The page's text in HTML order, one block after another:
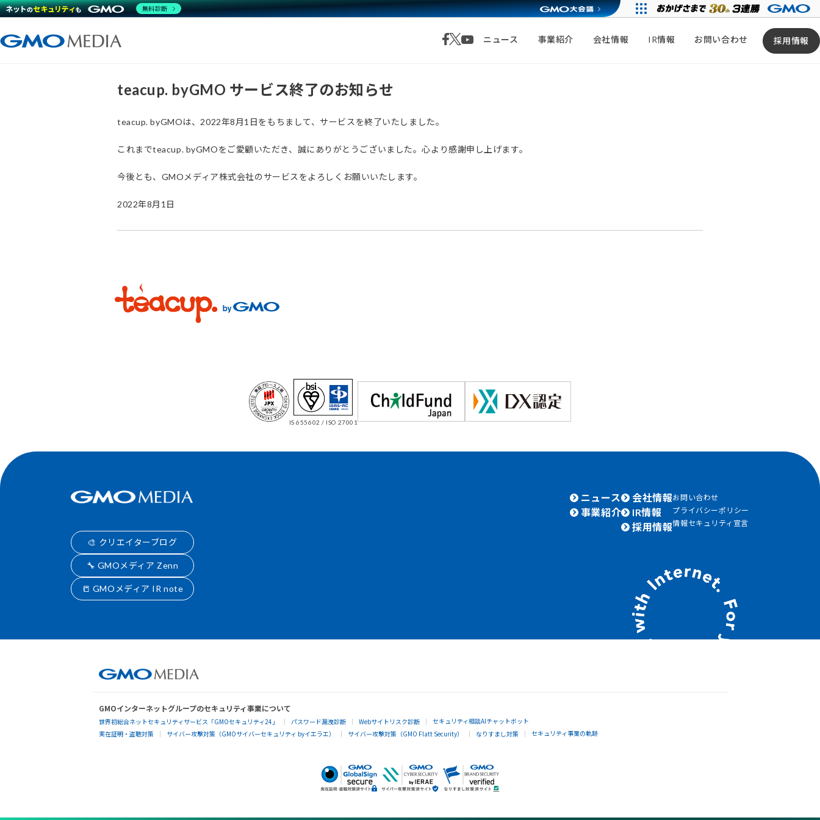
ニュース 事業紹介 会社情報 IR情報 お問い合わせ 採用情報
teacup. byGMO サービス終了のお知らせ
teacup. byGMOは、2022年8月1日をもちまして、サービスを終了いたしました。
これまでteacup. byGMOをご愛顧いただき、誠にありがとうございました。心より感謝申し上げます。
今後とも、GMOメディア株式会社のサービスをよろしくお願いいたします。
2022年8月1日
IS 655602 / ISO 27001
🎨 クリエイターブログ
🔧 GMOメディア Zenn
📒 GMOメディア IR note
ニュース
事業紹介
会社情報
IR情報
採用情報
お問い合わせ
プライバシーポリシー
情報セキュリティ宣言
GMOインターネットグループのセキュリティ事業について
世界初総合ネットセキュリティサービス「GMOセキュリティ24」 パスワード漏洩診断 Webサイトリスク診断
セキュリティ相談AIチャットボット
実在証明・盗聴対策
サイバー攻撃対策（GMOサイバーセキュリティ byイエラエ） サイバー攻撃対策（GMO Flatt Security） なりすまし対策 セキュリティ事業の軌跡
無料診断